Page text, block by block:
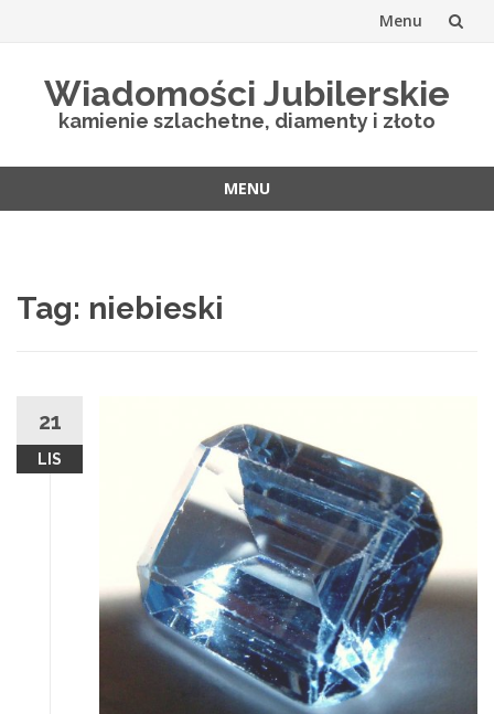
Menu
Wiadomości Jubilerskie
kamienie szlachetne, diamenty i złoto
MENU
Tag: niebieski
21
LIS